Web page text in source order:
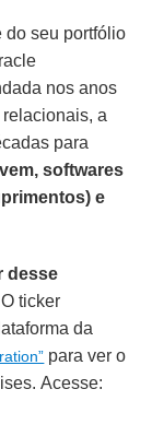
do seu portfólio
nos anos
a
para
softwares
e
desse
ticker
da
para ver o
Acesse: